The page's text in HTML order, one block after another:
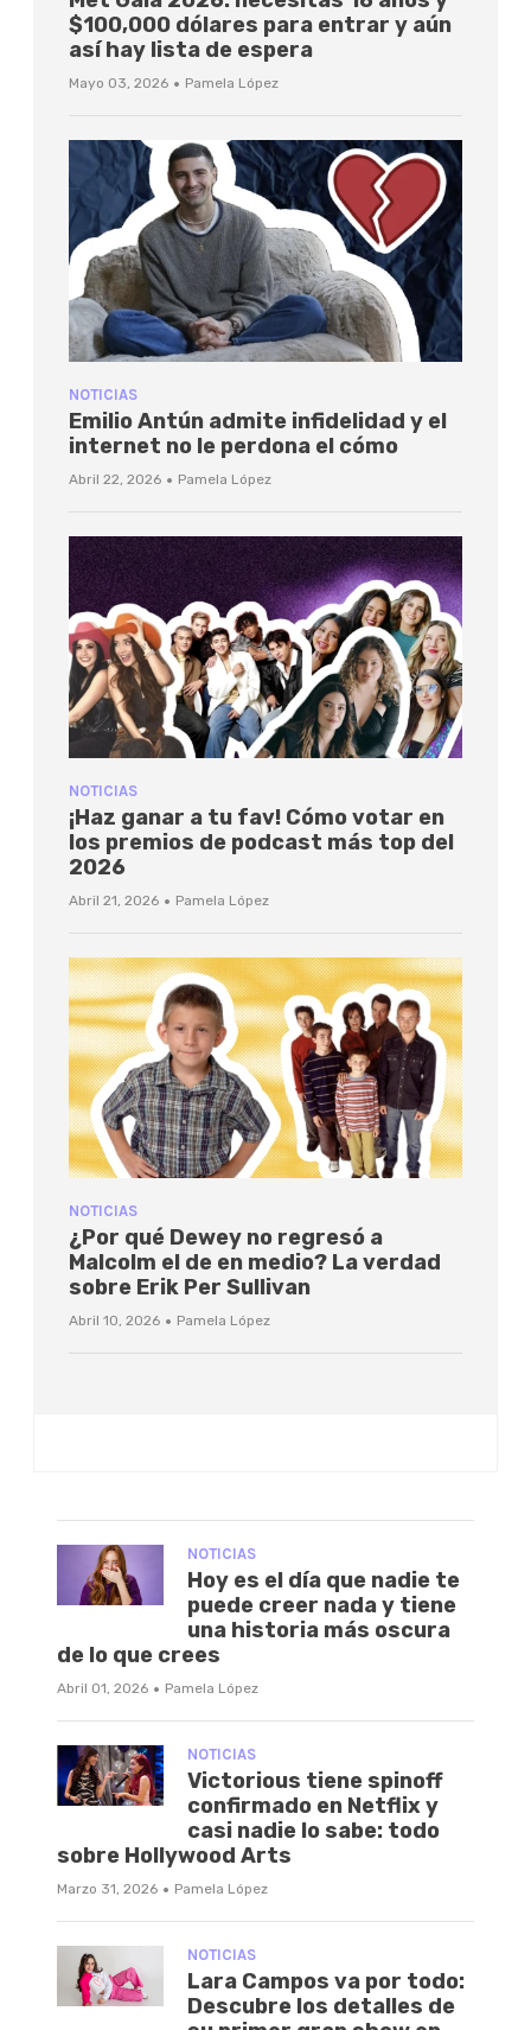
$100,000 dólares para entrar y aún
así hay lista de espera
Mayo 03, 2026 · Pamela López
NOTICIAS
Emilio Antún admite infidelidad y el
internet no le perdona el cómo
Abril 22, 2026 · Pamela López
NOTICIAS
¡Haz ganar a tu fav! Cómo votar en
los premios de podcast más top del
2026
Abril 21, 2026 · Pamela López
NOTICIAS
¿Por qué Dewey no regresó a
Malcolm el de en medio? La verdad
sobre Erik Per Sullivan
Abril 10, 2026 · Pamela López
NOTICIAS
Hoy es el día que nadie te
puede creer nada y tiene
una historia más oscura
de lo que crees
Abril 01, 2026 · Pamela López
NOTICIAS
Victorious tiene spinoff
confirmado en Netflix y
casi nadie lo sabe: todo
sobre Hollywood Arts
Marzo 31, 2026 · Pamela López
NOTICIAS
Lara Campos va por todo:
Descubre los detalles de